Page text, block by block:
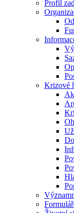
Profil
Krizové